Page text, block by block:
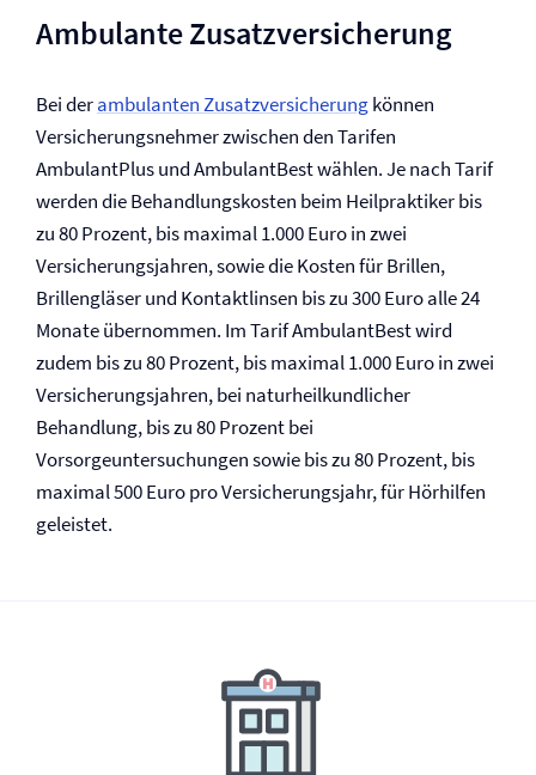
Ambulante Zusatz­versicherung
Bei derambulanten Zusatz­versicherungkönnen
Versicherungsnehmer zwischen den Tarifen
AmbulantPlus und AmbulantBest wählen. Je nach Tarif
werden die Behandlungskosten beim Heilpraktiker bis
zu 80 Prozent, bis maximal 1.000 Euro in zwei
Versicherungsjahren, sowie die Kosten für Brillen,
Brillengläser und Kontaktlinsen bis zu 300 Euro alle 24
Monate übernommen. Im Tarif AmbulantBest wird
zudem bis zu 80 Prozent, bis maximal 1.000 Euro in zwei
Versicherungsjahren, bei naturheilkundlicher
Behandlung, bis zu 80 Prozent bei
Vorsorgeuntersuchungen sowie bis zu 80 Prozent, bis
maximal 500 Euro pro Versicherungsjahr, für Hörhilfen
geleistet.